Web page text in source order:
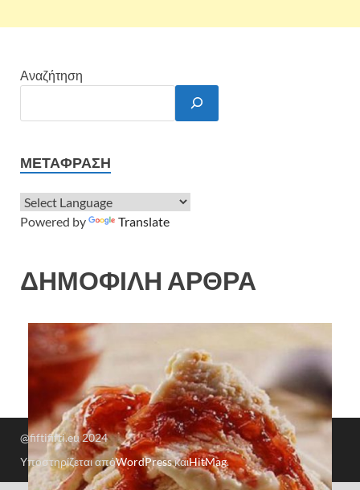
Αναζήτηση
ΜΕΤΆΦΡΑΣΗ
Powered by Translate
ΔΗΜΟΦΙΛΗ ΑΡΘΡΑ
@fiftififti.eu 2024
Υποστηρίζεται απόWordPressκαιHitMag.